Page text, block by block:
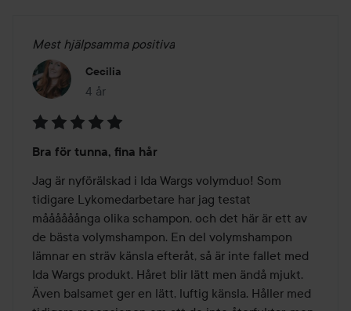
Mest hjälpsamma positiva
Cecilia
4 år
Inlägget skapades 4 år
5
av
5
Bra för tunna, fina hår
Jag är nyförälskad i Ida Wargs volymduo! Som
tidigare Lykomedarbetare har jag testat
måååååånga olika schampon, och det här är ett av
de bästa volymshampon. En del volymshampon
lämnar en sträv känsla efteråt, så är inte fallet med
Ida Wargs produkt. Håret blir lätt men ändå mjukt.
Även balsamet ger en lätt, luftig känsla. Håller med